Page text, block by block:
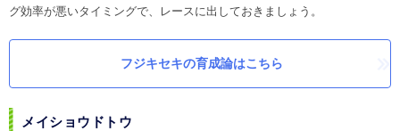
グ効率が悪いタイミングで、レースに出しておきましょう。
フジキセキの育成論はこちら
メイショウドトウ